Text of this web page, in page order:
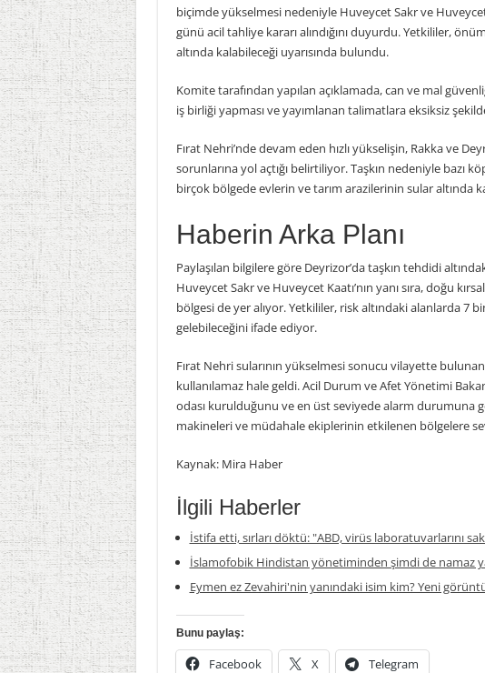
biçimde yükselmesi nedeniyle Huveycet Sakr ve
günü acil tahliye kararı alındığını duyurdu. Yetkililer,
altında kalabileceği uyarısında bulundu.
Komite tarafından yapılan açıklamada, can ve mal
iş birliği yapması ve yayımlanan talimatlara eksiksiz şekilde
Fırat Nehri’nde devam eden hızlı yükselişin, Rakka ve
sorunlarına yol açtığı belirtiliyor. Taşkın nedeniyle bazı
birçok bölgede evlerin ve tarım arazilerinin sular altında
Haberin Arka Planı
Paylaşılan bilgilere göre Deyrizor’da taşkın tehdidi
Huveycet Sakr ve Huveycet Kaatı’nın yanı sıra, doğu
bölgesi de yer alıyor. Yetkililer, risk altındaki alanlarda 7
gelebileceğini ifade ediyor.
Fırat Nehri sularının yükselmesi sonucu vilayette
kullanılamaz hale geldi. Acil Durum ve Afet Yönetimi
odası kurulduğunu ve en üst seviyede alarm durumuna
makineleri ve müdahale ekiplerinin etkilenen bölgelere
Kaynak: Mira Haber
İlgili Haberler
İstifa etti, sırları döktü: "ABD, virüs laboratuvarlarını
İslamofobik Hindistan yönetiminden şimdi de namaz
Eymen ez Zevahiri'nin yanındaki isim kim? Yeni
Bunu paylaş:
Facebook X Telegram